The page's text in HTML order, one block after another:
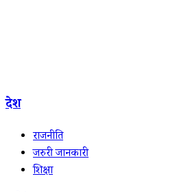
देश
राजनीति
जरुरी जानकारी
शिक्षा